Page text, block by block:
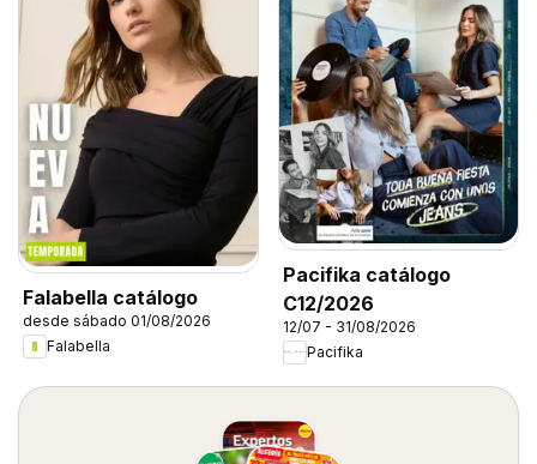
Falabella catálogo
desde sábado 01/08/2026
Falabella
Pacifika catálogo
C12/2026
12/07 - 31/08/2026
Pacifika